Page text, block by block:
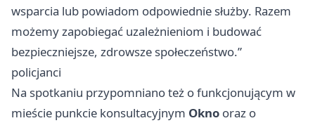
wsparcia lub powiadom odpowiednie służby. Razem
możemy zapobiegać uzależnieniom i budować
bezpieczniejsze, zdrowsze społeczeństwo.”
policjanci
Na spotkaniu przypomniano też o funkcjonującym w
mieście punkcie konsultacyjnym Okno oraz o